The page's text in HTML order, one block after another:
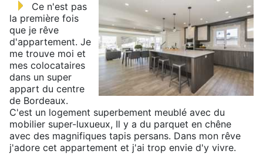
Ce n'est pas
la première fois
que je rêve
d'appartement. Je
me trouve moi et
mes colocataires
dans un super
appart du centre
de Bordeaux.
C'est un logement superbement meublé avec du
mobilier super-luxueux, Il y a du parquet en chêne
avec des magnifiques tapis persans. Dans mon rêve
j'adore cet appartement et j'ai trop envie d'y vivre.